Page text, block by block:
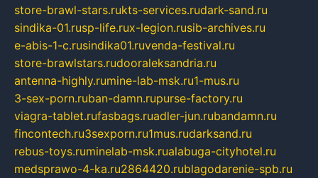
store-brawl-stars.rukts-services.rudark-sand.ru
sindika-01.rusp-life.rux-legion.rusib-archives.ru
e-abis-1-c.rusindika01.ruvenda-festival.ru
store-brawlstars.rudooraleksandria.ru
antenna-highly.rumine-lab-msk.ru1-mus.ru
3-sex-porn.ruban-damn.rupurse-factory.ru
viagra-tablet.rufasbags.ruadler-jun.rubandamn.ru
fincontech.ru3sexporn.ru1mus.rudarksand.ru
rebus-toys.ruminelab-msk.rualabuga-cityhotel.ru
medsprawo-4-ka.ru2864420.rublagodarenie-spb.ru